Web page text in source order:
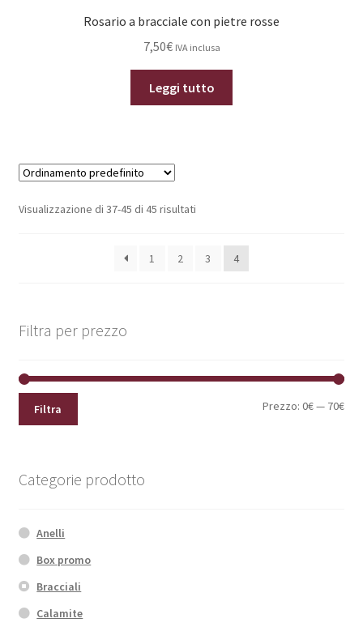
Rosario a bracciale con pietre rosse
7,50€ IVA inclusa
Leggi tutto
Visualizzazione di 37-45 di 45 risultati
1 2 3 4
Filtra per prezzo
Filtra Prezzo:0€— 70€
Categorie prodotto
Anelli
Box promo
Bracciali
Calamite